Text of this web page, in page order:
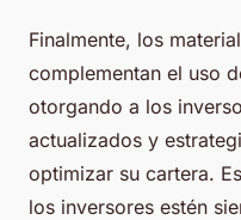
Finalmente, los
complementan el uso
otorgando a los
actualizados y
optimizar su cartera.
los inversores estén